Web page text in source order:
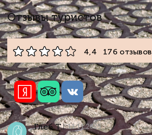
Отзывы туристов
4,4 176 отзывов
Глеб Т. 11.11.2025